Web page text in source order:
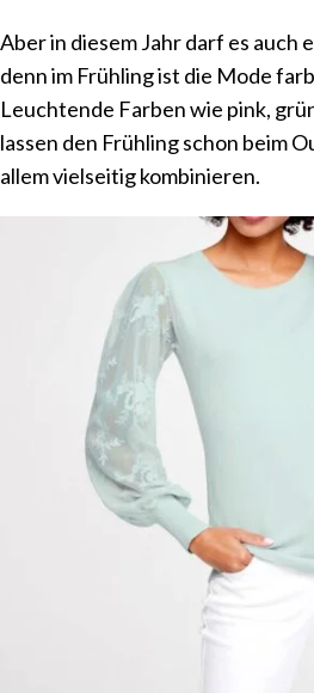
Aber in diesem Jahr darf es auch
denn im Frühling ist die Mode
Leuchtende Farben wie pink,
lassen den Frühling schon beim
allem vielseitig kombinieren.